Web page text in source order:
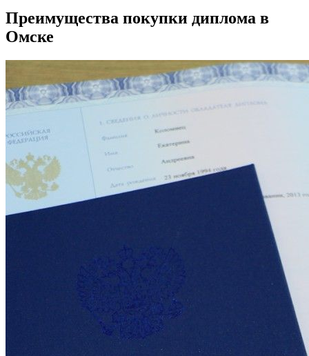
Преимущества покупки диплома в
Омске